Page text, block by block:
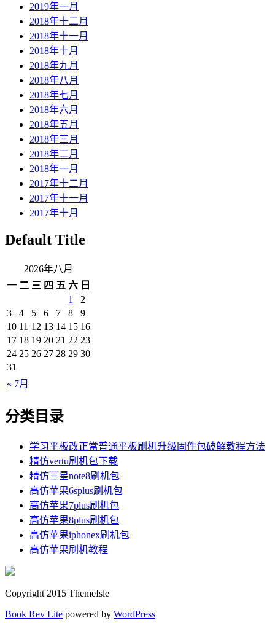
2019年一月
2018年十二月
2018年十一月
2018年十月
2018年九月
2018年八月
2018年七月
2018年六月
2018年五月
2018年三月
2018年二月
2018年一月
2017年十二月
2017年十一月
2017年十月
Default Title
2026年八月
一 二 三 四 五 六 日
« 7月
1
2
3
4 5 6 7 8
9
10 11 12 13 14 15 16
17 18 19 20 21 22 23
24 25 26 27 28 29 30
31
分类目录
学习平板改正常普通平板刷机升级固件包破解教程方法
精仿vertu刷机包下载
精仿三星note8刷机包
高仿苹果6splus刷机包
高仿苹果7plus刷机包
高仿苹果8plus刷机包
高仿苹果iphonex刷机包
高仿苹果刷机教程
Copyright 2015 ThemeIsle
Book Rev Lite powered by WordPress